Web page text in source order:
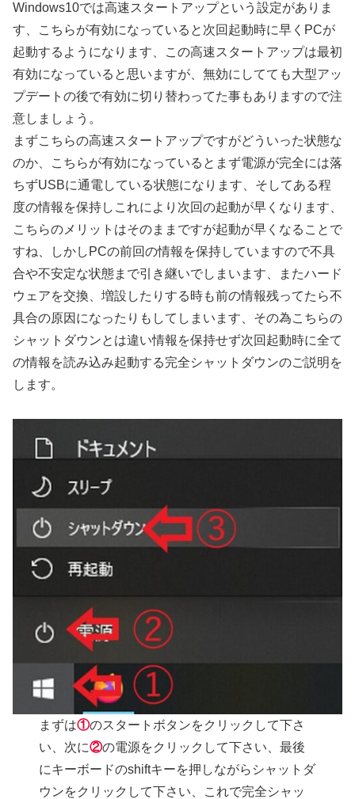
Windows10では高速スタートアップという設定がありま
す、こちらが有効になっていると次回起動時に早くPCが
起動するようになります、この高速スタートアップは最初
有効になっていると思いますが、無効にしてても大型アッ
プデートの後で有効に切り替わってた事もありますので注
意しましょう。
まずこちらの高速スタートアップですがどういった状態な
のか、こちらが有効になっているとまず電源が完全には落
ちずUSBに通電している状態になります、そしてある程
度の情報を保持しこれにより次回の起動が早くなります、
こちらのメリットはそのままですが起動が早くなることで
すね、しかしPCの前回の情報を保持していますので不具
合や不安定な状態まで引き継いでしまいます、またハード
ウェアを交換、増設したりする時も前の情報残ってたら不
具合の原因になったりもしてしまいます、その為こちらの
シャットダウンとは違い情報を保持せず次回起動時に全て
の情報を読み込み起動する完全シャットダウンのご説明を
します。
まずは①のスタートボタンをクリックして下さ
い、次に②の電源をクリックして下さい、最後
にキーボードのshiftキーを押しながらシャットダ
ウンをクリックして下さい、これで完全シャッ